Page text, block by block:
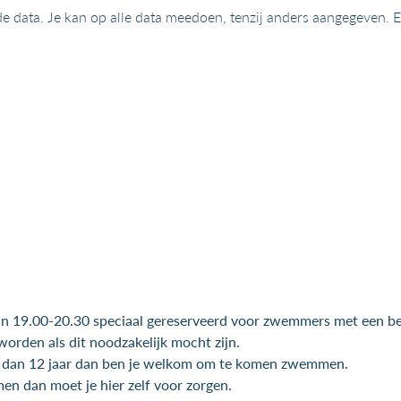
Je kan op alle data meedoen, tenzij anders aangegeven.
19.00-20.30 speciaal gereserveerd voor zwemmers met een
als dit noodzakelijk mocht zijn.
12 jaar dan ben je welkom om te komen zwemmen.
dan moet je hier zelf voor zorgen.